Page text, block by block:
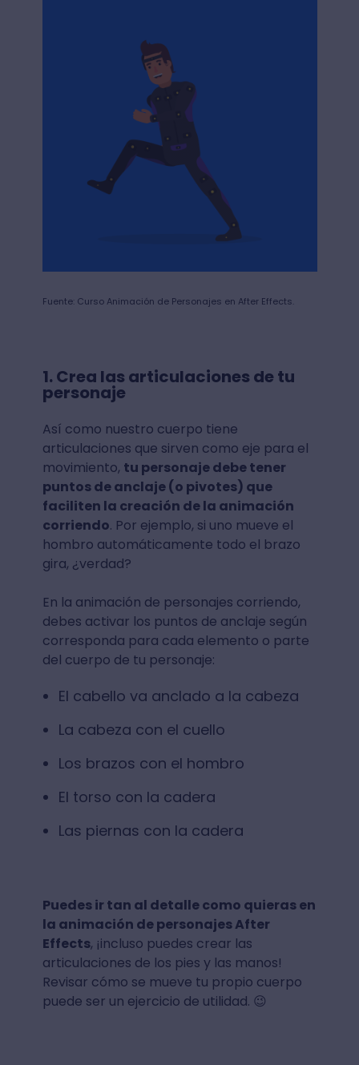
Fuente: Curso Animación de Personajes en After Effects.
1. Crea las articulaciones de tu
personaje
Así como nuestro cuerpo tiene
articulaciones que sirven como eje para el
movimiento, tu personaje debe tener
puntos de anclaje (o pivotes) que
faciliten la creación de la animación
corriendo. Por ejemplo, si uno mueve el
hombro automáticamente todo el brazo
gira, ¿verdad?
En la animación de personajes corriendo,
debes activar los puntos de anclaje según
corresponda para cada elemento o parte
del cuerpo de tu personaje:
El cabello va anclado a la cabeza
La cabeza con el cuello
Los brazos con el hombro
El torso con la cadera
Las piernas con la cadera
Puedes ir tan al detalle como quieras en
la animación de personajes After
Effects, ¡incluso puedes crear las
articulaciones de los pies y las manos!
Revisar cómo se mueve tu propio cuerpo
puede ser un ejercicio de utilidad. 😉